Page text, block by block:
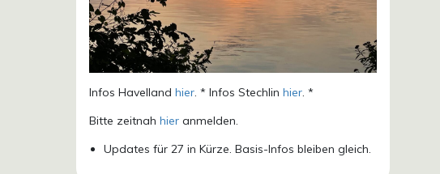
Infos Havellandhier. * Infos Stechlinhier. *
Bitte zeitnahhier anmelden.
Updates für 27 in Kürze. Basis-Infos bleiben gleich.